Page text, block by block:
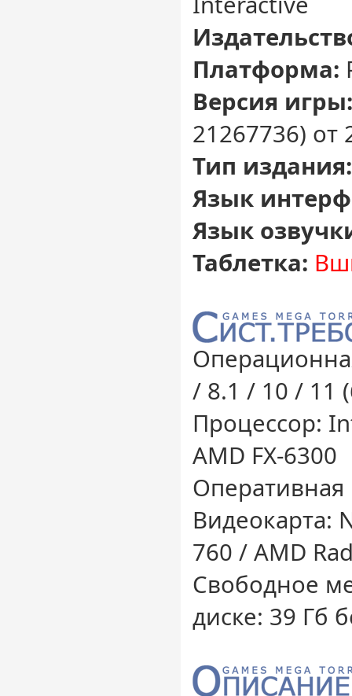
Платформа:
Версия игры:
21267736) от
Тип издания:
Язык
Язык
Таблетка:
/ 8.1 / 10 / 11
Процессор:
AMD FX-6300
Оперативная
Видеокарта:
760 / AMD
Свободное
диске: 39 Гб